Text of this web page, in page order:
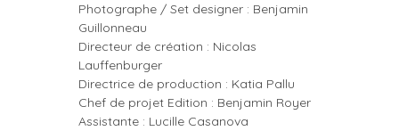
Photographe / Set designer : Benjamin
Guillonneau
Directeur de création : Nicolas
Lauffenburger
Directrice de production : Katia Pallu
Chef de projet Edition : Benjamin Royer
Assistante : Lucille Casanova